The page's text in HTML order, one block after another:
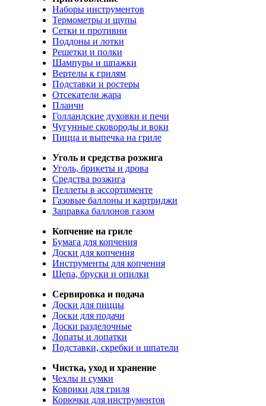
Наборы инструментов
Термометры и щупы
Сетки и противни
Поддоны и лотки
Решетки и полки
Шампуры и шпажки
Вертелы к грилям
Подставки и ростеры
Отсекатели жара
Планчи
Голландские духовки и печи
Чугунные сковороды и воки
Пицца и выпечка на гриле
Уголь и средства розжига
Уголь, брикеты и дрова
Средства розжига
Пеллеты в ассортименте
Газовые баллоны и картриджи
Заправка баллонов газом
Копчение на гриле
Бумага для копчения
Доски для копчения
Инструменты для копчения
Щепа, бруски и опилки
Сервировка и подача
Доски для пиццы
Доски для подачи
Доски разделочные
Лопаты и лопатки
Подставки, скребки и шпатели
Чистка, уход и хранение
Чехлы и сумки
Коврики для гриля
Корючки для инструментов